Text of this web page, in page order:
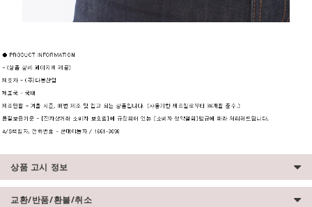
상품 고시 정보
교환/반품/환불/취소